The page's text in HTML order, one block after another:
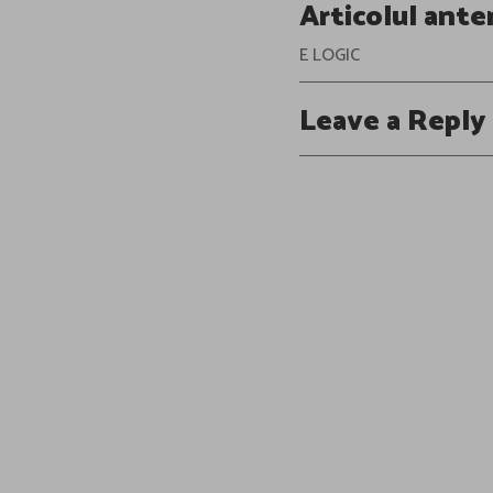
navigation
Articolul
E LOGIC
Leave a Reply